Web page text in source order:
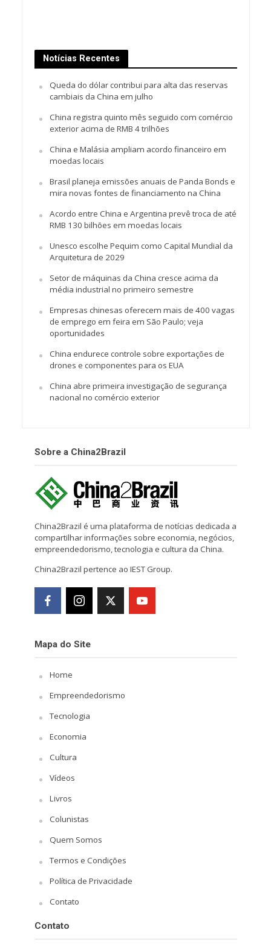
Notícias Recentes
Queda do dólar contribui para alta das reservas
cambiais da China em julho
China registra quinto mês seguido com comércio
exterior acima de RMB 4 trilhões
China e Malásia ampliam acordo financeiro em
moedas locais
Brasil planeja emissões anuais de Panda Bonds e
mira novas fontes de financiamento na China
Acordo entre China e Argentina prevê troca de até
RMB 130 bilhões em moedas locais
Unesco escolhe Pequim como Capital Mundial da
Arquitetura de 2029
Setor de máquinas da China cresce acima da
média industrial no primeiro semestre
Empresas chinesas oferecem mais de 400 vagas
de emprego em feira em São Paulo; veja
oportunidades
China endurece controle sobre exportações de
drones e componentes para os EUA
China abre primeira investigação de segurança
nacional no comércio exterior
Sobre a China2Brazil
China2Brazil é uma plataforma de notícias dedicada a
compartilhar informações sobre economia, negócios,
empreendedorismo, tecnologia e cultura da China.
China2Brazil pertence ao IEST Group.
Mapa do Site
Home
Empreendedorismo
Tecnologia
Economia
Cultura
Vídeos
Livros
Colunistas
Quem Somos
Termos e Condições
Política de Privacidade
Contato
Contato